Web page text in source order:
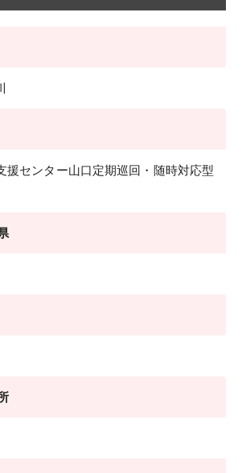
援センター山口定期巡回・随時対応型